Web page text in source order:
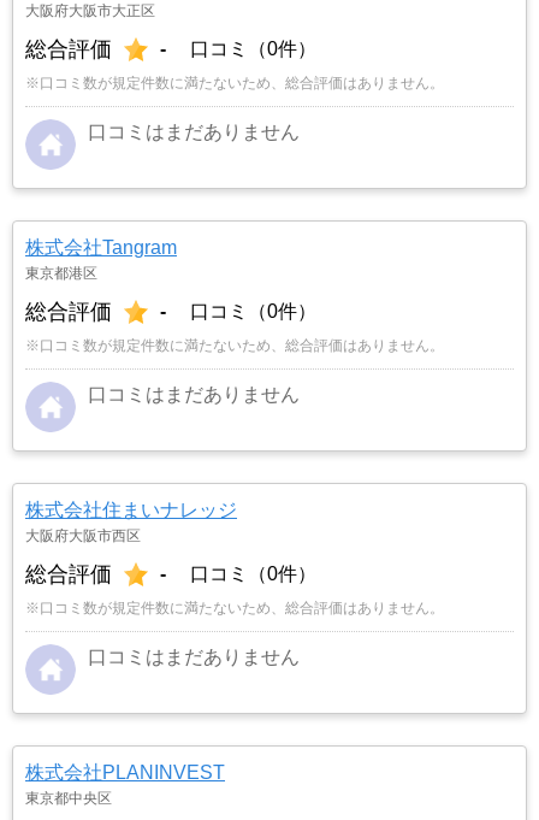
大阪府大阪市大正区
総合評価 - 口コミ（0件）
※口コミ数が規定件数に満たないため、総合評価はありません。
口コミはまだありません
株式会社Tangram
東京都港区
総合評価 - 口コミ（0件）
※口コミ数が規定件数に満たないため、総合評価はありません。
口コミはまだありません
株式会社住まいナレッジ
大阪府大阪市西区
総合評価 - 口コミ（0件）
※口コミ数が規定件数に満たないため、総合評価はありません。
口コミはまだありません
株式会社PLANINVEST
東京都中央区